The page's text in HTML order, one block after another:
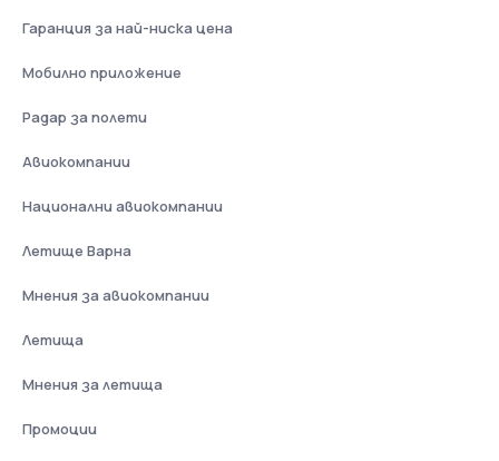
Гаранция за най-ниска цена
Мобилно приложение
Радар за полети
Авиокомпании
Национални авиокомпании
Летище Варна
Мнения за авиокомпании
Летища
Мнения за летища
Промоции